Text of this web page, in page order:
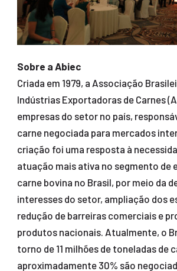
Sobre a Abiec
Criada em 1979, a Associação
Indústrias Exportadoras de Carnes
empresas do setor no país,
carne negociada para mercados
criação foi uma resposta à
atuação mais ativa no segmento de
carne bovina no Brasil, por meio da
interesses do setor, ampliação dos
redução de barreiras comerciais e
produtos nacionais. Atualmente, o
torno de 11 milhões de toneladas de
aproximadamente 30% são